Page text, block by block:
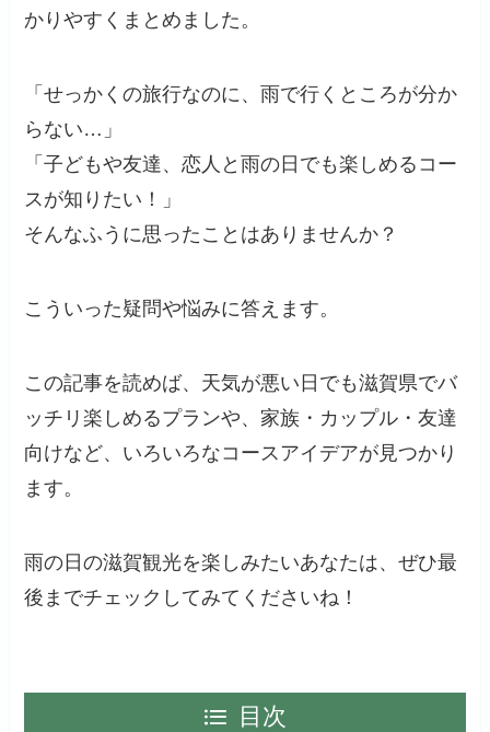
かりやすくまとめました。
「せっかくの旅行なのに、雨で行くところが分か
らない…」
「子どもや友達、恋人と雨の日でも楽しめるコー
スが知りたい！」
そんなふうに思ったことはありませんか？
こういった疑問や悩みに答えます。
この記事を読めば、天気が悪い日でも滋賀県でバ
ッチリ楽しめるプランや、家族・カップル・友達
向けなど、いろいろなコースアイデアが見つかり
ます。
雨の日の滋賀観光を楽しみたいあなたは、ぜひ最
後までチェックしてみてくださいね！
目次